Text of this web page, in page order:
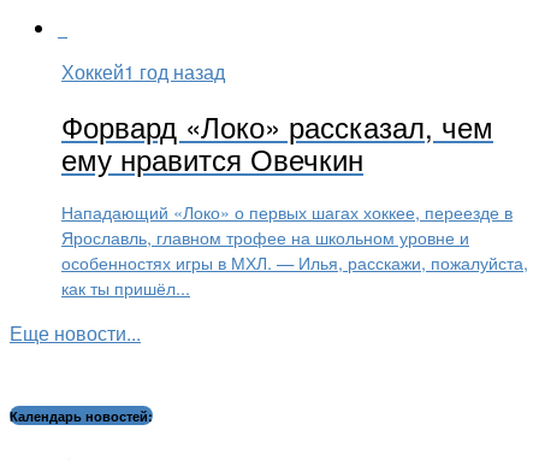
Хоккей1 год назад
Форвард «Локо» рассказал, чем
ему нравится Овечкин
Нападающий «Локо» о первых шагах хоккее, переезде в
Ярославль, главном трофее на школьном уровне и
особенностях игры в МХЛ. — Илья, расскажи, пожалуйста,
как ты пришёл...
Еще новости...
Календарь новостей: